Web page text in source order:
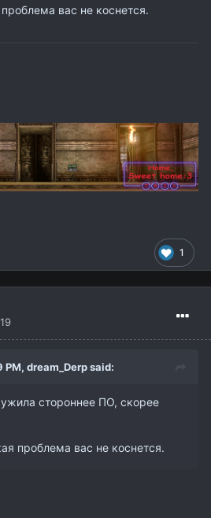
вас не коснется.
1
PM, dream_Derpsaid:
стороннее ПО, скорее
проблема вас не коснется.